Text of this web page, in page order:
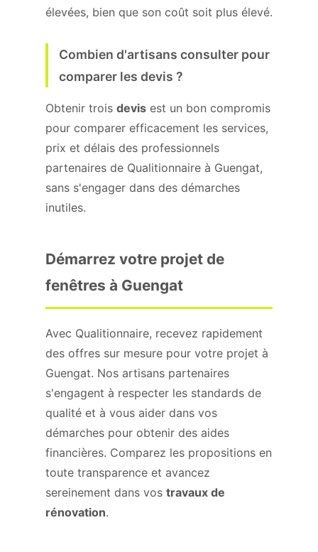
élevées, bien que son coût soit plus élevé.
Combien d'artisans consulter pour
comparer les devis ?
Obtenir trois devis est un bon compromis
pour comparer efficacement les services,
prix et délais des professionnels
partenaires de Qualitionnaire à Guengat,
sans s'engager dans des démarches
inutiles.
Démarrez votre projet de
fenêtres à Guengat
Avec Qualitionnaire, recevez rapidement
des offres sur mesure pour votre projet à
Guengat. Nos artisans partenaires
s'engagent à respecter les standards de
qualité et à vous aider dans vos
démarches pour obtenir des aides
financières. Comparez les propositions en
toute transparence et avancez
sereinement dans vos travaux de
rénovation.